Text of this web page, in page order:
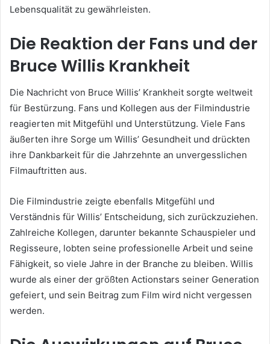
Lebensqualität zu gewährleisten.
Die Reaktion der Fans und der
Bruce Willis Krankheit
Die Nachricht von Bruce Willis’ Krankheit sorgte weltweit
für Bestürzung. Fans und Kollegen aus der Filmindustrie
reagierten mit Mitgefühl und Unterstützung. Viele Fans
äußerten ihre Sorge um Willis’ Gesundheit und drückten
ihre Dankbarkeit für die Jahrzehnte an unvergesslichen
Filmauftritten aus.
Die Filmindustrie zeigte ebenfalls Mitgefühl und
Verständnis für Willis’ Entscheidung, sich zurückzuziehen.
Zahlreiche Kollegen, darunter bekannte Schauspieler und
Regisseure, lobten seine professionelle Arbeit und seine
Fähigkeit, so viele Jahre in der Branche zu bleiben. Willis
wurde als einer der größten Actionstars seiner Generation
gefeiert, und sein Beitrag zum Film wird nicht vergessen
werden.